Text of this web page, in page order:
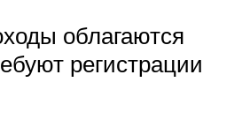
облагаются
регистрации